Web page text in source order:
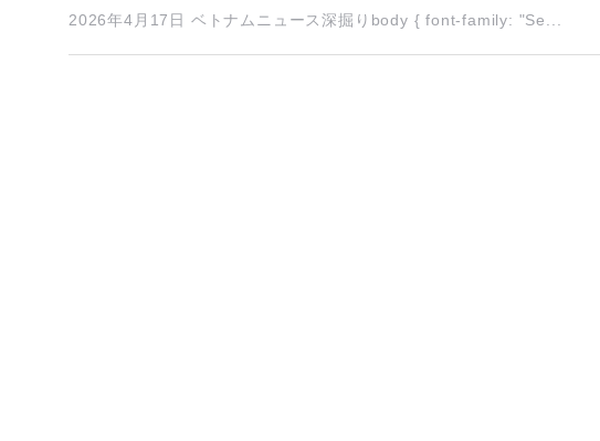
2026年4月17日 ベトナムニュース深掘りbody { font-family: "Se...